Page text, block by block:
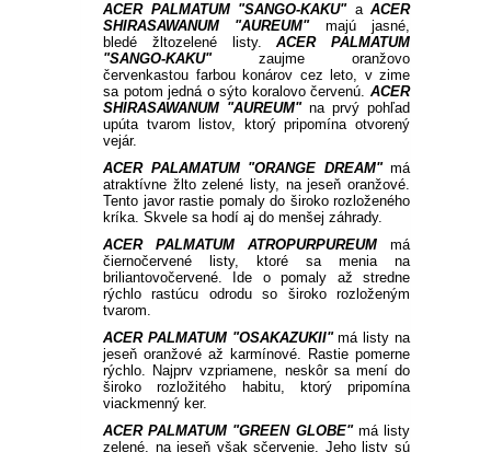
ACER PALMATUM "SANGO-KAKU" a ACER
SHIRASAWANUM "AUREUM"majú jasné,
bledé žltozelené listy.
ACER PALMATUM
"SANGO-KAKU"zaujme oranžovo
červenkastou farbou konárov cez leto, v zime
sa potom jedná o sýto koralovo červenú. ACER
SHIRASAWANUM "AUREUM"na prvý pohľad
upúta tvarom listov, ktorý pripomína otvorený
vejár.
ACER PALAMATUM "ORANGE DREAM"má
atraktívne žlto zelené listy, na jeseň oranžové.
Tento javor rastie pomaly do široko rozloženého
kríka. Skvele sa hodí aj do menšej záhrady.
ACER PALMATUM ATROPURPUREUM má
čiernočervené listy, ktoré sa menia na
briliantovočervené.
Ide o pomaly až stredne
rýchlo rastúcu odrodu so široko rozloženým
tvarom.
ACER PALMATUM "OSAKAZUKII"má listy na
jeseň oranžové až karmínové. Rastie pomerne
rýchlo. Najprv vzpriamene, neskôr sa mení do
široko rozložitého habitu, ktorý pripomína
viackmenný ker.
ACER PALMATUM "GREEN GLOBE"má listy
zelené, na jeseň však sčervenie. Jeho listy sú